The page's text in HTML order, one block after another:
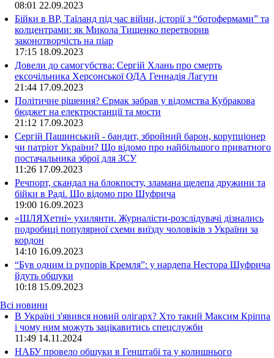
08:01 22.09.2023
Бійки в ВР, Таїланд під час війни, історії з “ботофермами” та
колцентрами: як Микола Тищенко перетворив
законотворчість на піар
17:15 18.09.2023
Довели до самогубства: Сергій Хлань про смерть
ексочільника Херсонської ОДА Геннадія Лагути
21:44 17.09.2023
Політичне рішення? Єрмак забрав у відомства Кубракова
бюджет на електростанції та мости
21:12 17.09.2023
Сергій Пашинський - бандит, збройний барон, корупціонер
чи патріот України? Що відомо про найбільшого приватного
постачальника зброї для ЗСУ
11:26 17.09.2023
Речпорт, скандал на блокпосту, зламана щелепа дружини та
бійки в Раді. Що відомо про Шуфрича
19:00 16.09.2023
«ШЛЯХетні» ухилянти. Журналісти-розслідувачі дізнались
подробиці популярної схеми виїзду чоловіків з України за
кордон
14:10 16.09.2023
“Був одним із рупорів Кремля”: у нардепа Нестора Шуфрича
йдуть обшуки
10:18 15.09.2023
Всі новини
В Україні з'явився новий олігарх? Хто такий Максим Кріппа
і чому ним можуть зацікавитись спецслужби
11:49 14.11.2024
НАБУ провело обшуки в Генштабі та у колишнього